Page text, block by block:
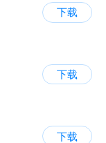
下载
下载
下载